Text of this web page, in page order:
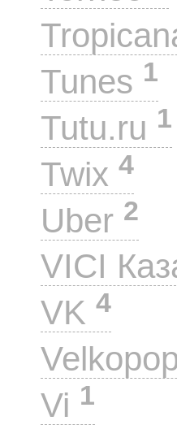
Tunes 1
Tutu.ru 1
Twix 4
Uber 2
VICI
VK 4
Vi 1